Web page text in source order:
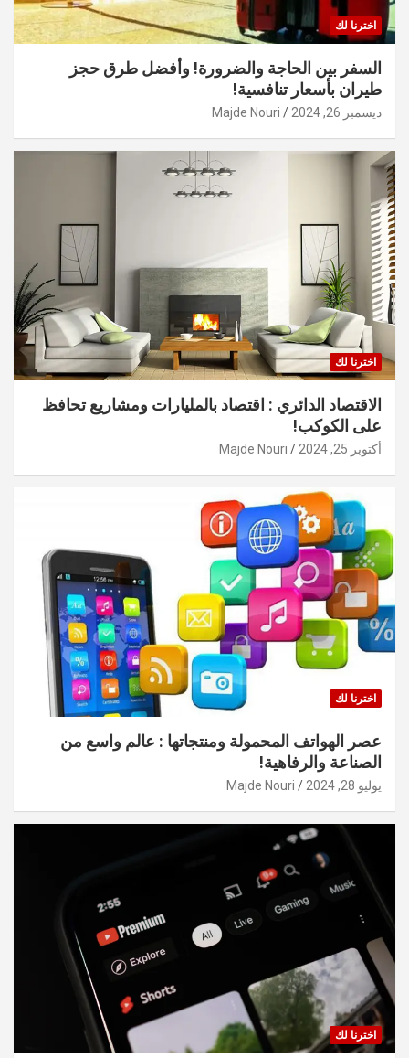
اخترنا لك
السفر بين الحاجة والضرورة! وأفضل طرق حجز
طيران بأسعار تنافسية!
ديسمبر 26, 2024 Majde Nouri
اخترنا لك
الاقتصاد الدائري : اقتصاد بالمليارات ومشاريع تحافظ
على الكوكب!
أكتوبر 25, 2024 Majde Nouri
اخترنا لك
عصر الهواتف المحمولة ومنتجاتها : عالم واسع من
الصناعة والرفاهية!
يوليو 28, 2024 Majde Nouri
اخترنا لك